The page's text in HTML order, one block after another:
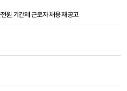
원 기간제 근로자 채용 재공고